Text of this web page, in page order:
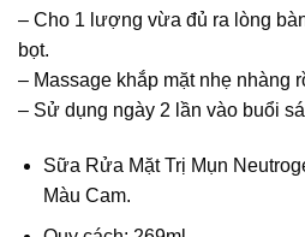
– Cho 1 lượng vừa đủ ra lòng
bọt.
– Massage khắp mặt nhẹ nhàng
– Sử dụng ngày 2 lần vào buổi
Sữa Rửa Mặt Trị Mụn
Màu Cam.